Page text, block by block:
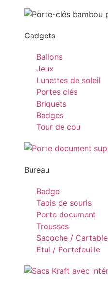
Gadgets
Ballons
Jeux
Lunettes de soleil
Portes clés
Briquets
Badges
Tour de cou
Bureau
Badge
Tapis de souris
Porte document
Trousses
Sacoche / Cartable
Etui / Portefeuille